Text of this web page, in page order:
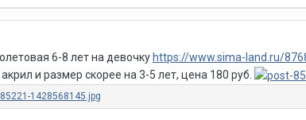
6-8 лет на девочку https://www.sima-land.ru/
и размер скорее на 3-5 лет, цена 180 руб.